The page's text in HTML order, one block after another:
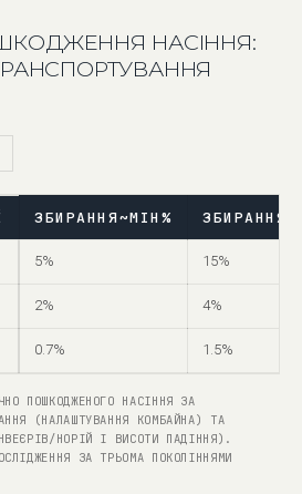
НАСІННЯ:
ЗБИРАННЯ~МІН%
5% 15%
2% 4%
0.7% 1.5%
ПОШКОДЖЕНОГО НАСІННЯ ЗА
(НАЛАШТУВАННЯ КОМБАЙНА) ТА
НОРІЙ І ВИСОТИ ПАДІННЯ).
ЗА ТРЬОМА ПОКОЛІННЯМИ